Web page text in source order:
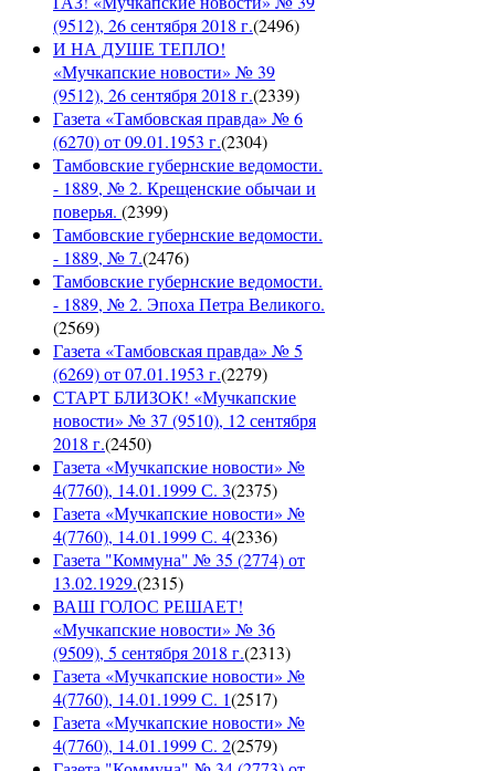
(9512), 26 сентября 2018 г.(2496)
И НА ДУШЕ ТЕПЛО!
«Мучкапские новости» № 39
(9512), 26 сентября 2018 г.(2339)
Газета «Тамбовская правда» № 6
(6270) от 09.01.1953 г.(2304)
Тамбовские губернские ведомости.
- 1889, № 2. Крещенские обычаи и
поверья. (2399)
Тамбовские губернские ведомости.
- 1889, № 7.(2476)
Тамбовские губернские ведомости.
- 1889, № 2. Эпоха Петра Великого.
(2569)
Газета «Тамбовская правда» № 5
(6269) от 07.01.1953 г.(2279)
СТАРТ БЛИЗОК! «Мучкапские
новости» № 37 (9510), 12 сентября
2018 г.(2450)
Газета «Мучкапские новости» №
4(7760), 14.01.1999 С. 3(2375)
Газета «Мучкапские новости» №
4(7760), 14.01.1999 С. 4(2336)
Газета "Коммуна" № 35 (2774) от
13.02.1929.(2315)
ВАШ ГОЛОС РЕШАЕТ!
«Мучкапские новости» № 36
(9509), 5 сентября 2018 г.(2313)
Газета «Мучкапские новости» №
4(7760), 14.01.1999 С. 1(2517)
Газета «Мучкапские новости» №
4(7760), 14.01.1999 С. 2(2579)